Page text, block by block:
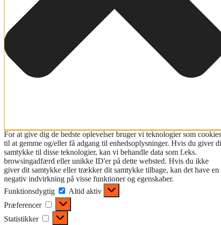
For at give dig de bedste oplevelser bruger vi teknologier som cookies
til at gemme og/eller få adgang til enhedsoplysninger. Hvis du giver
samtykke til disse teknologier, kan vi behandle data som f.eks.
browsingadfærd eller unikke ID'er på dette websted. Hvis du ikke
giver dit samtykke eller trækker dit samtykke tilbage, kan det have en
negativ indvirkning på visse funktioner og egenskaber.
Funktionsdygtig
Funktionsdygtig
Altid aktiv
Præferencer
Præferencer
Statistikker Statistikker